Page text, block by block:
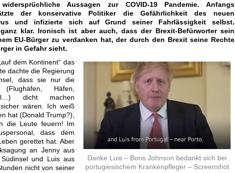
Aussagen zur COVID-19 Pandemie. Anfangs
der konservative Politiker die Gefährlichkeit des neuen
und infizierte sich auf Grund seiner Fahrlässigkeit selbst.
klar. Ironisch ist aber auch, dass der Brexit-Befürworter sein
EU-Bürger zu verdanken hat, der durch den Brexit seine Rechte
in Gefahr sieht.
Danke Luis – Boris Johnson bedankt sich bei
portugiesischem Krankenpfleger – Screenshot
dem Kontinent“ das
dachte die Regierung
dass sie nur die
(Flughäfen, Häfen,
dicht machen
wären. Ich weiß
hat (Donald Trump?),
die Leute feuern! Im
dass dem
gerettet hat. Aber
an Jenny aus
und Luis aus
nicht von seiner